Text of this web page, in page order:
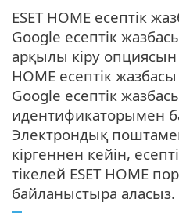
ESET HOME есептік
Google есептік
арқылы кіру опциясын
HOME есептік
Google есептік
идентификаторымен
Электрондық
кіргеннен кейін,
тікелей ESET HOME
байланыстыра аласыз.